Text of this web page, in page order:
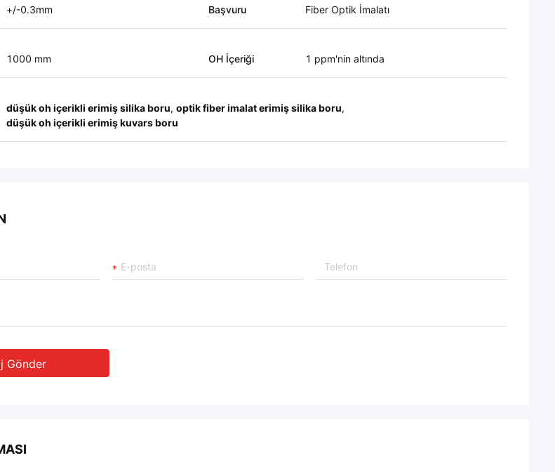
+/-0.3mm Başvuru Fiber Optik İmalatı
1000 mm OH İçeriği 1 ppm'nin altında
düşük oh içerikli erimiş silika boru, optik fiber imalat erimiş silika boru,
düşük oh içerikli erimiş kuvars boru
Gönder